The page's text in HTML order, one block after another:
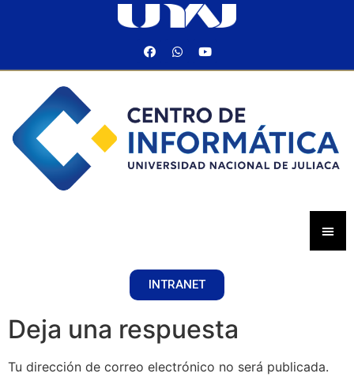
INTRANET
Deja una respuesta
Tu dirección de correo electrónico no será publicada.